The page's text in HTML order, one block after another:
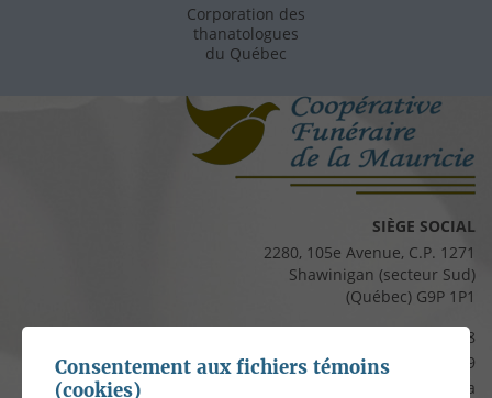
Corporation des
thanatologues
du Québec
SIÈGE SOCIAL
2280, 105e Avenue, C.P. 1271
Shawinigan (secteur Sud)
(Québec) G9P 1P1
819 537-8828
Télécopieur :819 537-8829
clients@cfmauricie.ca
Consentement aux fichiers témoins
(cookies)